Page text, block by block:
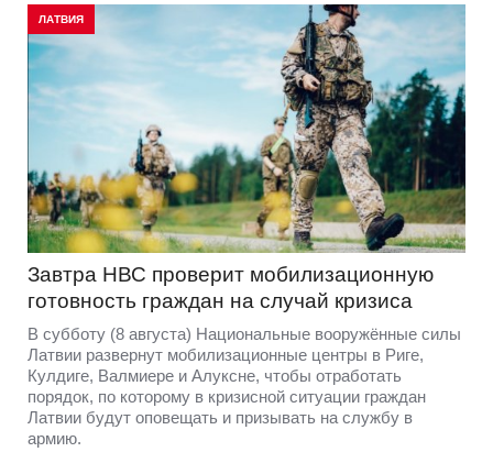
ЛАТВИЯ
Завтра НВС проверит мобилизационную
готовность граждан на случай кризиса
В субботу (8 августа) Национальные вооружённые силы
Латвии развернут мобилизационные центры в Риге,
Кулдиге, Валмиере и Алуксне, чтобы отработать
порядок, по которому в кризисной ситуации граждан
Латвии будут оповещать и призывать на службу в
армию.